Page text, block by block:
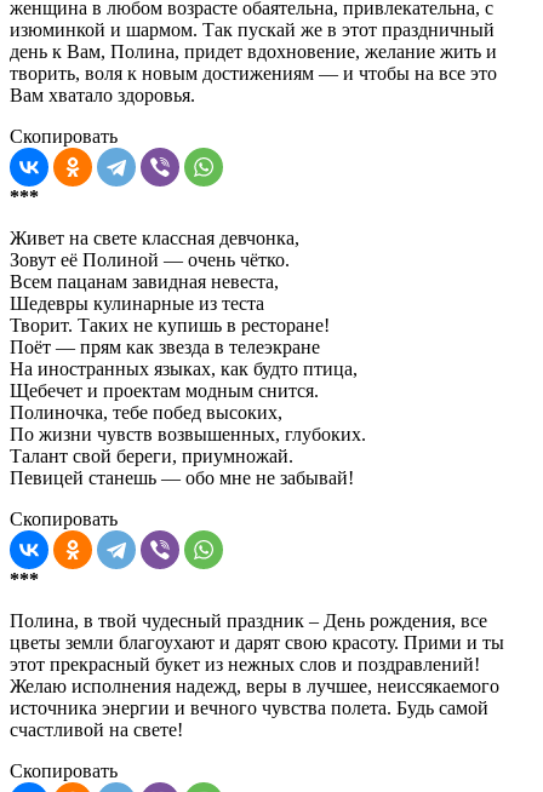
женщина в любом возрасте обаятельна, привлекательна, с
изюминкой и шармом. Так пускай же в этот праздничный
день к Вам, Полина, придет вдохновение, желание жить и
творить, воля к новым достижениям — и чтобы на все это
Вам хватало здоровья.
Скопировать
***
Живет на свете классная девчонка,
Зовут её Полиной — очень чётко.
Всем пацанам завидная невеста,
Шедевры кулинарные из теста
Творит. Таких не купишь в ресторане!
Поёт — прям как звезда в телеэкране
На иностранных языках, как будто птица,
Щебечет и проектам модным снится.
Полиночка, тебе побед высоких,
По жизни чувств возвышенных, глубоких.
Талант свой береги, приумножай.
Певицей станешь — обо мне не забывай!
Скопировать
***
Полина, в твой чудесный праздник – День рождения, все
цветы земли благоухают и дарят свою красоту. Прими и ты
этот прекрасный букет из нежных слов и поздравлений!
Желаю исполнения надежд, веры в лучшее, неиссякаемого
источника энергии и вечного чувства полета. Будь самой
счастливой на свете!
Скопировать